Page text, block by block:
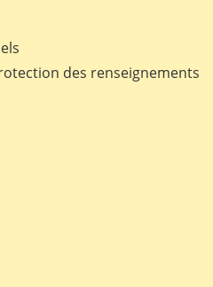
des renseignements